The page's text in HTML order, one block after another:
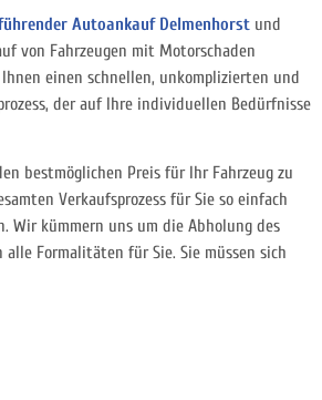
Autoankauf Delmenhorst und
von Fahrzeugen mit Motorschaden
einen schnellen, unkomplizierten und
der auf Ihre individuellen Bedürfnisse
bestmöglichen Preis für Ihr Fahrzeug zu
Verkaufsprozess für Sie so einfach
Wir kümmern uns um die Abholung des
alle Formalitäten für Sie. Sie müssen sich